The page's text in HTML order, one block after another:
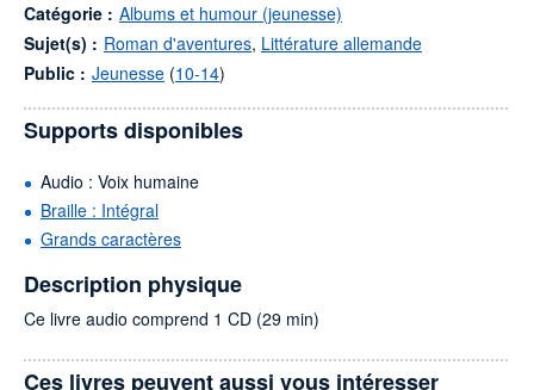
Catégorie : Albums et humour (jeunesse)
Sujet(s) : Roman d'aventures, Littérature allemande
Public : Jeunesse (10-14)
Supports disponibles
Audio : Voix humaine
Braille : Intégral
Grands caractères
Description physique
Ce livre audio comprend 1 CD (29 min)
Ces livres peuvent aussi vous intéresser